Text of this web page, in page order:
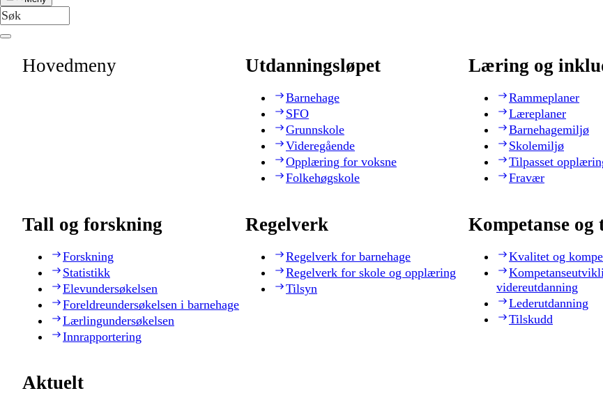
Hovedmeny Utdanningsløpet
Barnehage
SFO
Grunnskole
Videregående
Opplæring for voksne
Folkehøgskole
Læring og
Rammeplaner
Læreplaner
Barnehagemiljø
Skolemiljø
Tilpasset
Fravær
Tall og forskning
Forskning
Statistikk
Elevundersøkelsen
Foreldreundersøkelsen i barnehage
Lærlingundersøkelsen
Innrapportering
Regelverk
Regelverk for barnehage
Regelverk for skole og opplæring
Tilsyn
Kompetanse og
Kvalitet og
videreutdanning
Lederutdanning
Tilskudd
Aktuelt